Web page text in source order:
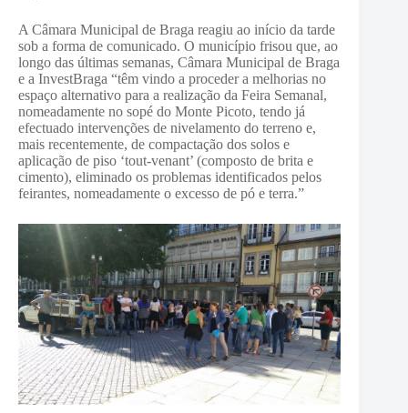
A Câmara Municipal de Braga reagiu ao início da tarde
sob a forma de comunicado. O município frisou que, ao
longo das últimas semanas, Câmara Municipal de Braga
e a InvestBraga “têm vindo a proceder a melhorias no
espaço alternativo para a realização da Feira Semanal,
nomeadamente no sopé do Monte Picoto, tendo já
efectuado intervenções de nivelamento do terreno e,
mais recentemente, de compactação dos solos e
aplicação de piso ‘tout-venant’ (composto de brita e
cimento), eliminado os problemas identificados pelos
feirantes, nomeadamente o excesso de pó e terra.”